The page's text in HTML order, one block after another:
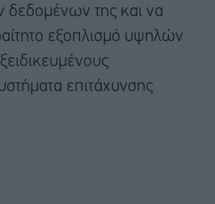
δεδομένων της και να
εξοπλισμό υψηλών
επιτάχυνσης